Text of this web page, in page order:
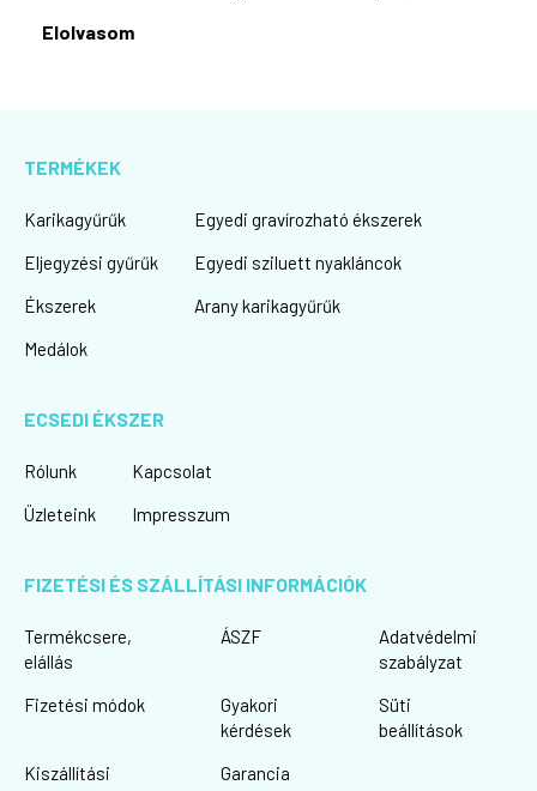
Elolvasom
TERMÉKEK
Karikagyűrűk
Eljegyzési gyűrűk
Ékszerek
Medálok
Egyedi gravírozható ékszerek
Egyedi sziluett nyakláncok
Arany karikagyűrűk
ECSEDI ÉKSZER
Rólunk
Üzleteink
Kapcsolat
Impresszum
FIZETÉSI ÉS SZÁLLÍTÁSI INFORMÁCIÓK
Termékcsere,
elállás
Fizetési módok
Kiszállítási
ÁSZF
Gyakori
kérdések
Garancia
Adatvédelmi
szabályzat
Süti
beállítások